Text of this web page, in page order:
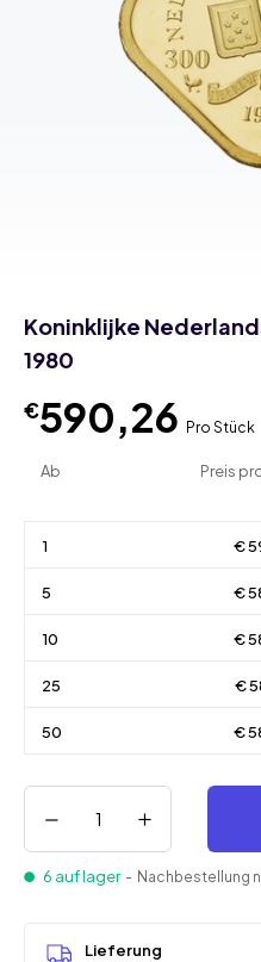
Koninklijke
1980
€590,26 Pro Stück
Ab Preis
1 €
5 €
10 €
25 €
50 €
6 auf lager - Nachbestellung
Lieferung